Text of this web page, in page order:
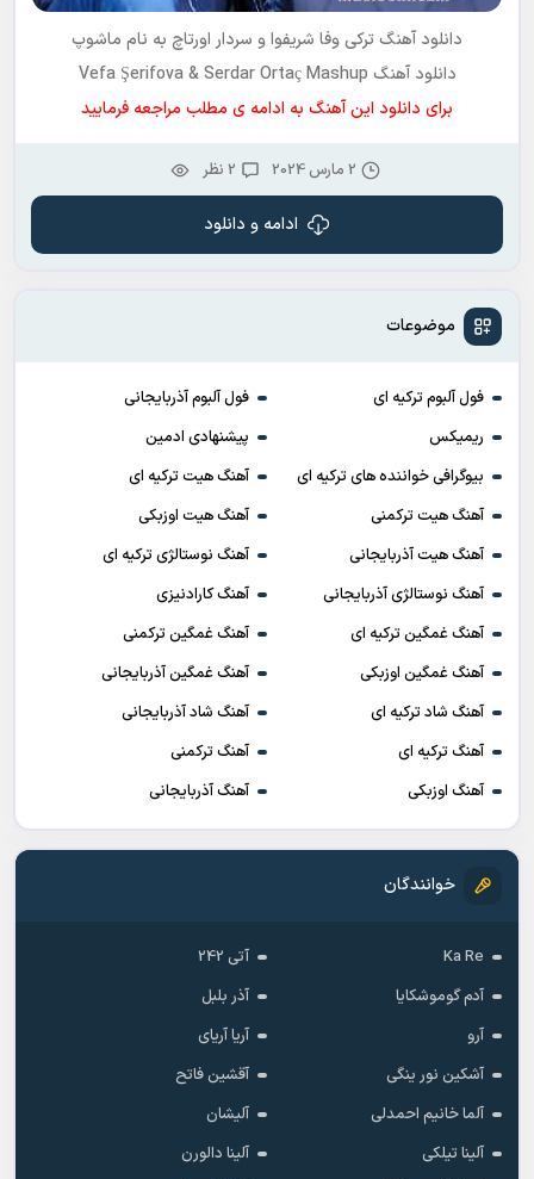
موضوعات
فول آلبوم ترکیه ای
فول آلبوم آذربایجانی
ریمیکس
پیشنهادی ادمین
بیوگرافی خواننده های ترکیه ای
آهنگ هیت ترکیه ای
آهنگ هیت ترکمنی
آهنگ هیت اوزبکی
آهنگ هیت آذربایجانی
آهنگ نوستالژی ترکیه ای
آهنگ نوستالژی آذربایجانی
آهنگ کارادنیزی
آهنگ غمگین ترکیه ای
آهنگ غمگین ترکمنی
آهنگ غمگین اوزبکی
آهنگ غمگین آذربایجانی
آهنگ شاد ترکیه ای
آهنگ شاد آذربایجانی
آهنگ ترکیه ای
آهنگ ترکمنی
آهنگ اوزبکی
آهنگ آذربایجانی
خوانندگان
Ka Re
آتی 242
آدم گوموشکایا
آذر بلبل
آرو
آریا آریای
آشکین نور ینگی
آقشین فاتح
آلما خانیم احمدلی
آلیشان
آلینا تیلکی
آلینا دالورن
دانلود آهنگ ترکیوفا شریفوا و سردار اورتاچ به نام ماشوپ
دانلود آهنگ Vefa Şerifova & Serdar Ortaç Mashup
برای دانلود این آهنگ به ادامه ی مطلب مراجعه فرمایید
2 مارس 2024 2 نظر
ادامه و دانلود